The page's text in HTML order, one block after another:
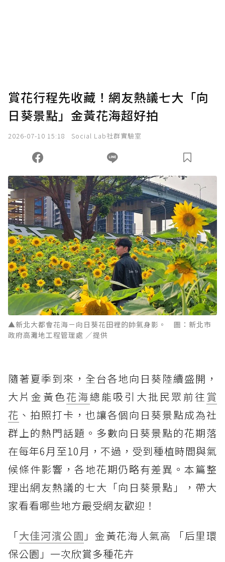
賞花行程先收藏！網友熱議七大「向
日葵景點」金黃花海超好拍
2026-07-10 15:18 Social Lab社群實驗室
▲新北大都會花海－向日葵花田裡的帥氣身影。 圖：新北市
政府高灘地工程管理處 ／提供
隨著夏季到來，全台各地向日葵陸續盛開，
大片金黃色花海總能吸引大批民眾前往 賞
花 、拍照打卡，也讓各個向日葵景點成為社
群上的熱門話題。多數向日葵景點的花期落
在每年6月至10月，不過，受到種植時間與氣
候條件影響，各地花期仍略有差異。本篇整
理出網友熱議的七大「向日葵景點」，帶大
家看看哪些地方最受網友歡迎！
「大佳河濱公園 」金黃花海人氣高 「后里環
保公園」一次欣賞多種花卉